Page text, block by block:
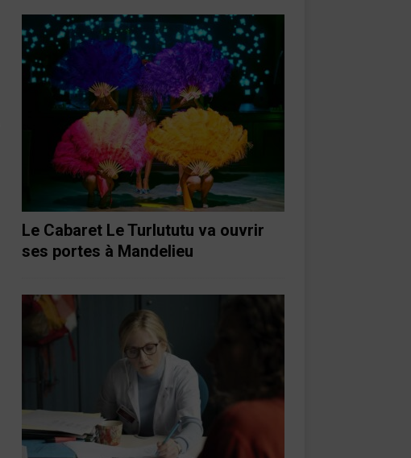
Le Cabaret Le Turlututu va ouvrir
ses portes à Mandelieu